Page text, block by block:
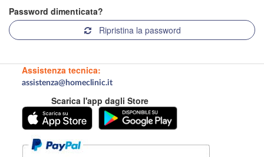
Password dimenticata?
Ripristina la password
Assistenza tecnica:
assistenza@homeclinic.it
Scarica l'app dagli Store